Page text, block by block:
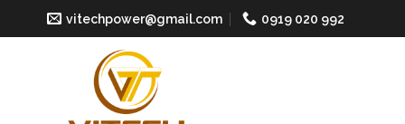
to
vitechpower@gmail.com 0919 020 992